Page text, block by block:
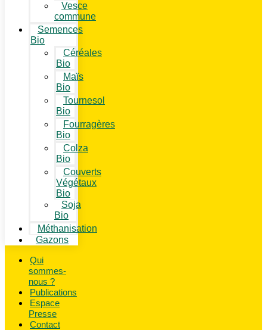
Vesce
commune
Semences
Bio
Céréales
Bio
Maïs
Bio
Tournesol
Bio
Fourragères
Bio
Colza
Bio
Couverts
Végétaux
Bio
Soja
Bio
Méthanisation
Gazons
Qui
sommes-
nous ?
Publications
Espace
Presse
Contact